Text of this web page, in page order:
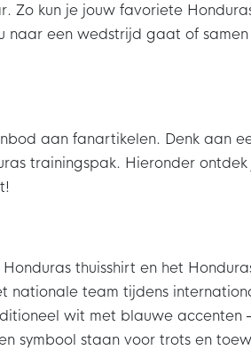
Zo kun je jouw favoriete
naar een wedstrijd gaat of samen
aan fanartikelen. Denk aan
trainingspak. Hieronder ontdek
thuisshirt en het
nationale team tijdens
wit met blauwe accenten
symbool staan voor trots en